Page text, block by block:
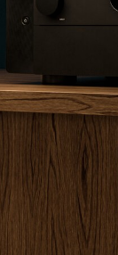
Premium Amplificateur
HDAM